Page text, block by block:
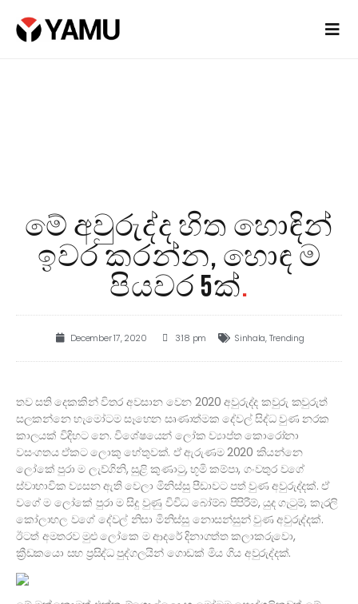
මේ අවුරුද්ද හිත හොඳින්
ඉවර කරන්න, හොඳ ම
පියවර 5ක්.
December 17, 2020 3:18 pm Sinhala,Trending
තව සති දෙකකින් විතර අවසාන වෙන 2020 අවුරුද්ද කවුරු කවුරුත්
සලකන්නෙ හැමෝටම සෑහෙන සෘණාත්මක දේවල් සිද්ධ වුණ නරක
කාලයක් විදිහට නෙ. විශේෂයෙන් ලෝක ව්‍යාප්ත කොරෝනා
වසංගතය ඒකට ලොකු හේතුවක්. ඒ ඇරුණම 2020 කියන්නෙ
ලෝකේ පුරා ම ලැව්ගිනි, සුළි කුණාටු, භූමි කම්පා, ගංවතුර වගේ
ස්වාභාවික ව්‍යසන ඇති වෙලා මිනිස්සු පීඩාවට පත් වුණ අවුරුද්දක්. ඒ
වගේ ම ලෝකේ පුරා ම සිදු වුණු විවිධ බෝම්බ පිපිරීම්, යුද ගැටුම්, කැරලි
කෝලාහල වගේ දේවල් නිසා මිනිස්සු නොසන්සුන් වුණ අවුරුද්දක්.
ඊටත් අමතරව මුළු ලෝකෙ ම ආදරේ දිනාගත්ත කලාකරුවො,
ක්‍රීඩකයො සහ ප්‍රසිද්ධ පුද්ගලයින් ගොඩක් මිය ගිය අවුරුද්දක්.